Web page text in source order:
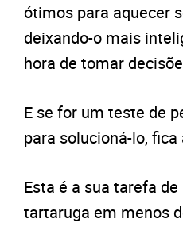
ótimos para aquecer
deixando-o mais
hora de tomar
E se for um teste de
para solucioná-lo,
Esta é a sua tarefa
tartaruga em menos